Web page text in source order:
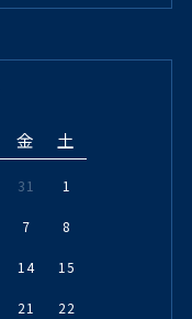
金 土
31 1
7 8
14 15
21 22